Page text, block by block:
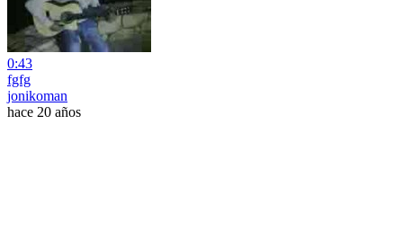
0:43
fgfg
jonikoman
hace 20 años